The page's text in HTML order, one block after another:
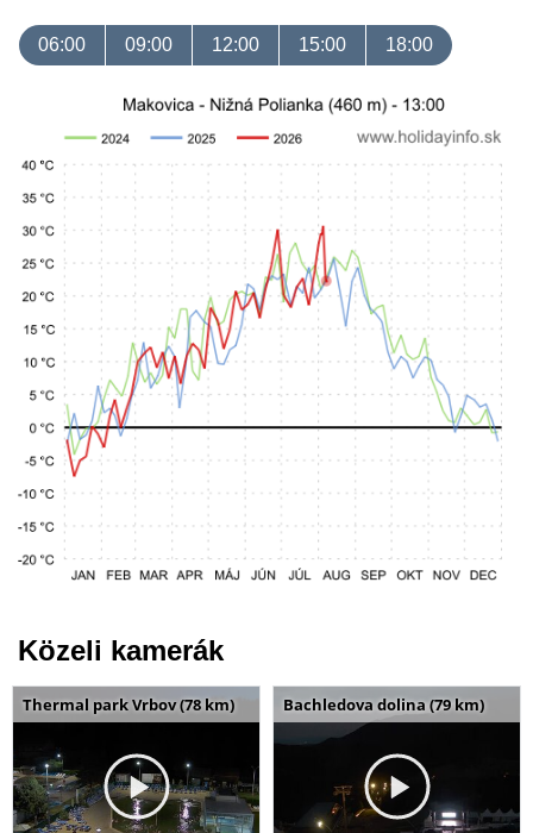
06:00 09:00 12:00 15:00 18:00
Közeli kamerák
Thermal park Vrbov (78 km) Bachledova dolina (79 km)